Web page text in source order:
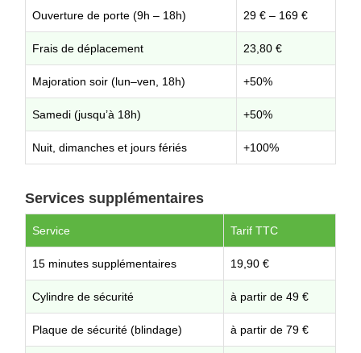
Ouverture de porte (9h – 18h) 29 € – 169 €
Frais de déplacement 23,80 €
Majoration soir (lun–ven, 18h) +50%
Samedi (jusqu’à 18h) +50%
Nuit, dimanches et jours fériés +100%
Services supplémentaires
Service Tarif TTC
15 minutes supplémentaires 19,90 €
Cylindre de sécurité à partir de 49 €
Plaque de sécurité (blindage) à partir de 79 €